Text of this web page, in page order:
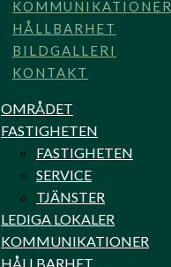
KOMMUNIKATIONER
HÅLLBARHET
BILDGALLERI
KONTAKT
OMRÅDET
FASTIGHETEN
FASTIGHETEN
SERVICE
TJÄNSTER
LEDIGA LOKALER
KOMMUNIKATIONER
HÅLLBARHET